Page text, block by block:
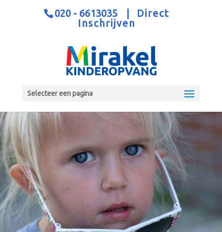
020 - 6613035
Direct
Inschrijven
Selecteer een pagina